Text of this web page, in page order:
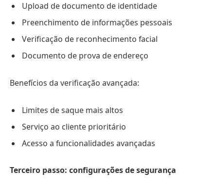
Upload de documento de identidade
Preenchimento de informações pessoais
Verificação de reconhecimento facial
Documento de prova de endereço
Benefícios da verificação avançada:
Limites de saque mais altos
Serviço ao cliente prioritário
Acesso a funcionalidades avançadas
Terceiro passo: configurações de segurança